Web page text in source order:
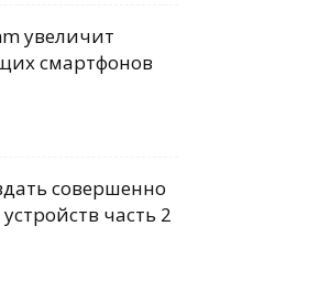
увеличит
смартфонов
совершенно
часть 2